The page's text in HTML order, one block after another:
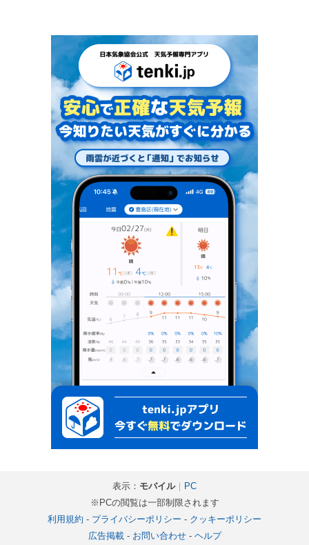
表示： モバイル｜ PC
※PCの閲覧は一部制限されます
利用規約 - プライバシーポリシー - クッキーポリシー
広告掲載- お問い合わせ- ヘルプ